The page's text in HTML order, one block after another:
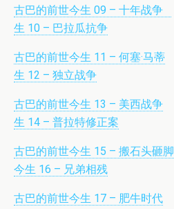
古巴的前世今生 09 – 十年战争
生 10 – 巴拉瓜抗争
古巴的前世今生 11 – 何塞·马蒂
生 12 – 独立战争
古巴的前世今生 13 – 美西战争
生 14 – 普拉特修正案
古巴的前世今生 15 – 搬石头砸脚
今生 16 – 兄弟相残
古巴的前世今生 17 – 肥牛时代